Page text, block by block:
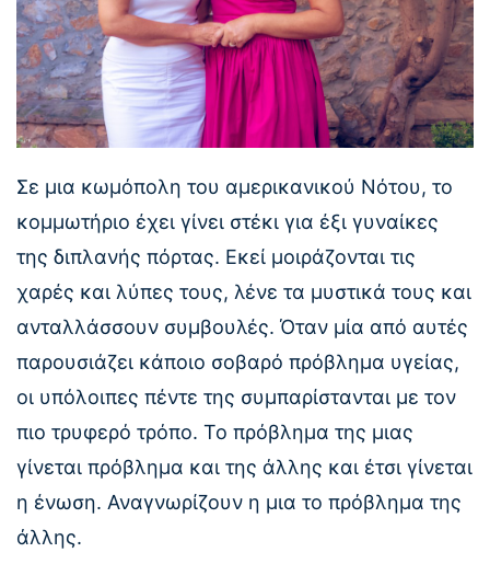
Σε μια κωμόπολη του αμερικανικού Νότου, το
κομμωτήριο έχει γίνει στέκι για έξι γυναίκες
της διπλανής πόρτας. Εκεί μοιράζονται τις
χαρές και λύπες τους, λένε τα μυστικά τους και
ανταλλάσσουν συμβουλές. Όταν μία από αυτές
παρουσιάζει κάποιο σοβαρό πρόβλημα υγείας,
οι υπόλοιπες πέντε της συμπαρίστανται με τον
πιο τρυφερό τρόπο. Το πρόβλημα της μιας
γίνεται πρόβλημα και της άλλης και έτσι γίνεται
η ένωση. Αναγνωρίζουν η μια το πρόβλημα της
άλλης.